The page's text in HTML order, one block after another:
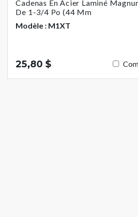
Cadenas En Acier Laminé
De 1-3/4 Po (44 Mm
Modèle : M1XT
25,80 $